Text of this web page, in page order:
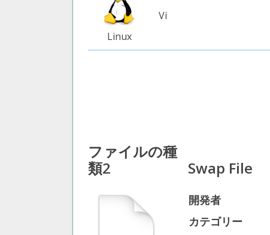
Linux
Vi
ファイルの種
類2
Swap File
開発者
カテゴリー